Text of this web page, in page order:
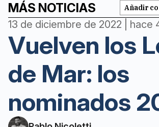
MÁS NOTICIAS Añadir
13 de diciembre de 2022 | hace
Vuelven los
de Mar: los
nominados